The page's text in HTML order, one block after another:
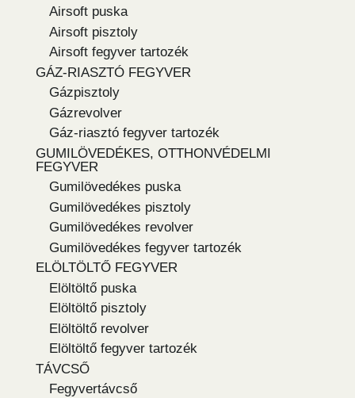
Airsoft puska
Airsoft pisztoly
Airsoft fegyver tartozék
GÁZ-RIASZTÓ FEGYVER
Gázpisztoly
Gázrevolver
Gáz-riasztó fegyver tartozék
GUMILÖVEDÉKES, OTTHONVÉDELMI
FEGYVER
Gumilövedékes puska
Gumilövedékes pisztoly
Gumilövedékes revolver
Gumilövedékes fegyver tartozék
ELÖLTÖLTŐ FEGYVER
Elöltöltő puska
Elöltöltő pisztoly
Elöltöltő revolver
Elöltöltő fegyver tartozék
TÁVCSŐ
Fegyvertávcső